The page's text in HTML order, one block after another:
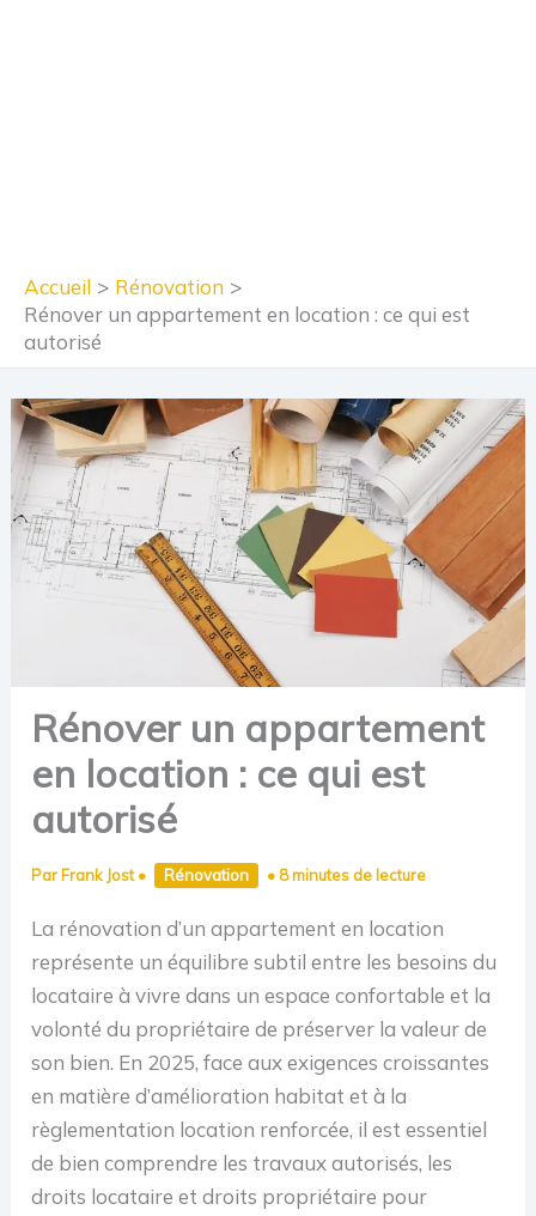
Accueil
Rénovation
Rénover un appartement en location : ce qui est
autorisé
Rénover un appartement
en location : ce qui est
autorisé
Par Frank Jost• Rénovation • 8 minutes de lecture
La rénovation d’un appartement en location
représente un équilibre subtil entre les besoins du
locataire à vivre dans un espace confortable et la
volonté du propriétaire de préserver la valeur de
son bien. En 2025, face aux exigences croissantes
en matière d’amélioration habitat et à la
règlementation location renforcée, il est essentiel
de bien comprendre les travaux autorisés, les
droits locataire et droits propriétaire pour